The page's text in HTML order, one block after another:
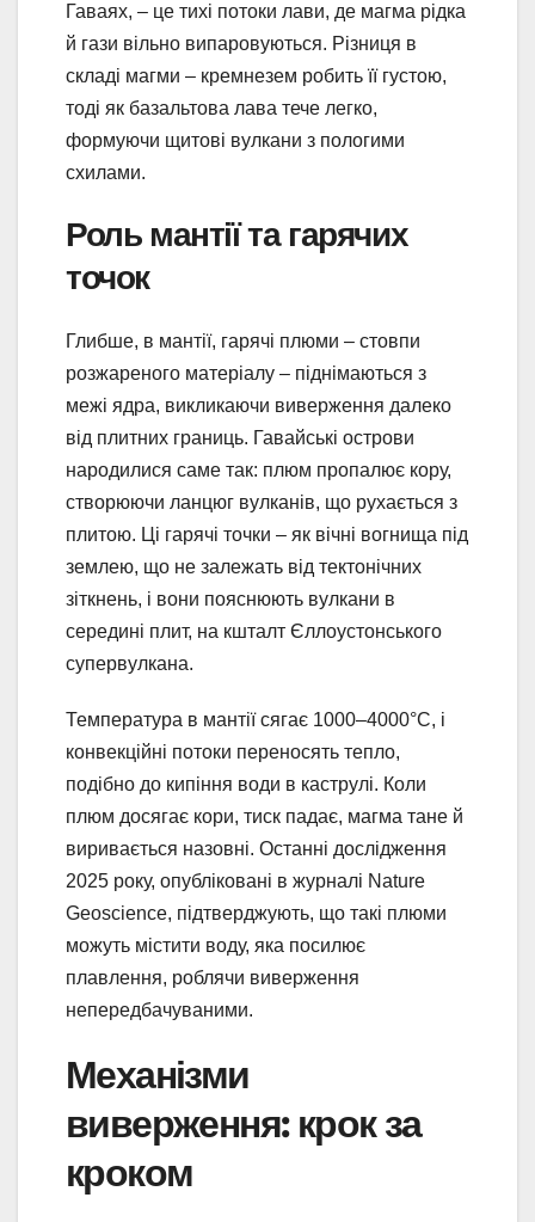
Гаваях, – це тихі потоки лави, де магма рідка
й гази вільно випаровуються. Різниця в
складі магми – кремнезем робить її густою,
тоді як базальтова лава тече легко,
формуючи щитові вулкани з пологими
схилами.
Роль мантії та гарячих
точок
Глибше, в мантії, гарячі плюми – стовпи
розжареного матеріалу – піднімаються з
межі ядра, викликаючи виверження далеко
від плитних границь. Гавайські острови
народилися саме так: плюм пропалює кору,
створюючи ланцюг вулканів, що рухається з
плитою. Ці гарячі точки – як вічні вогнища під
землею, що не залежать від тектонічних
зіткнень, і вони пояснюють вулкани в
середині плит, на кшталт Єллоустонського
супервулкана.
Температура в мантії сягає 1000–4000°C, і
конвекційні потоки переносять тепло,
подібно до кипіння води в каструлі. Коли
плюм досягає кори, тиск падає, магма тане й
виривається назовні. Останні дослідження
2025 року, опубліковані в журналі Nature
Geoscience, підтверджують, що такі плюми
можуть містити воду, яка посилює
плавлення, роблячи виверження
непередбачуваними.
Механізми
виверження: крок за
кроком